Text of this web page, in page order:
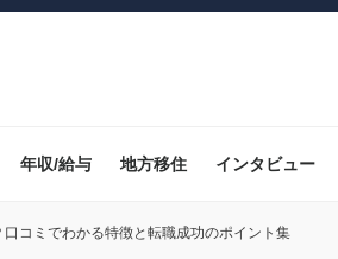
年収/給与 地方移住 インタビュー
コミでわかる特徴と転職成功のポイント集